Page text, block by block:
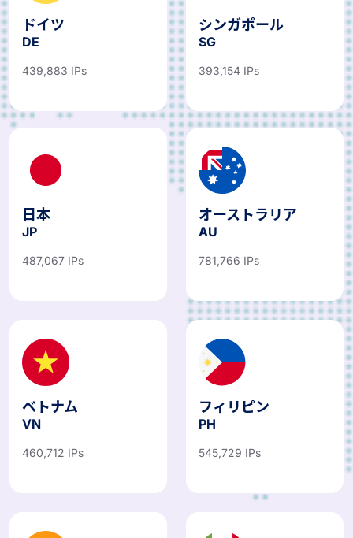
ドイツ
DE
439,883 IPs
シンガポール
SG
393,154 IPs
日本
JP
487,067 IPs
オーストラリア
AU
781,766 IPs
ベトナム
VN
460,712 IPs
フィリピン
PH
545,729 IPs